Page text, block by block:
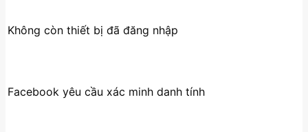
Không còn thiết bị đã đăng nhập
Facebook yêu cầu xác minh danh tính